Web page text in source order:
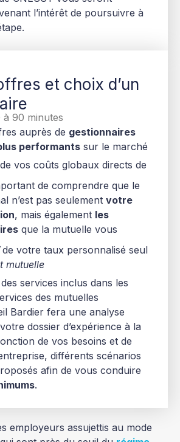
l’intérêt de poursuivre à
et choix d’un
90 minutes
auprès de gestionnaires
performantssur le marché
vos coûts globaux directs de
de comprendre que le
n’est pas seulement votre
, mais également les
que la mutuelle vous
votre taux personnalisé seul
mutuelle
services inclus dans les
des mutuelles
Bardier fera une analyse
dossier d’expérience à la
de vos besoins et de
différents scénarios
afin de vous conduire
.
employeurs assujettis au mode